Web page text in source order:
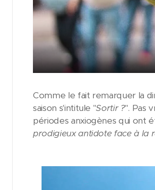
Comme le fait remarquer la
saison s'intitule "Sortir ?". Pas
périodes anxiogènes qui ont
prodigieux antidote face à la